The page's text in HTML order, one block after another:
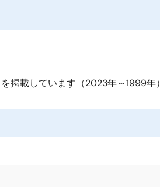
掲載しています（2023年～1999年）